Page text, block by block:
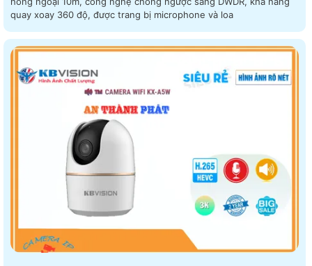
quay xoay 360 độ, được trang bị microphone và loa